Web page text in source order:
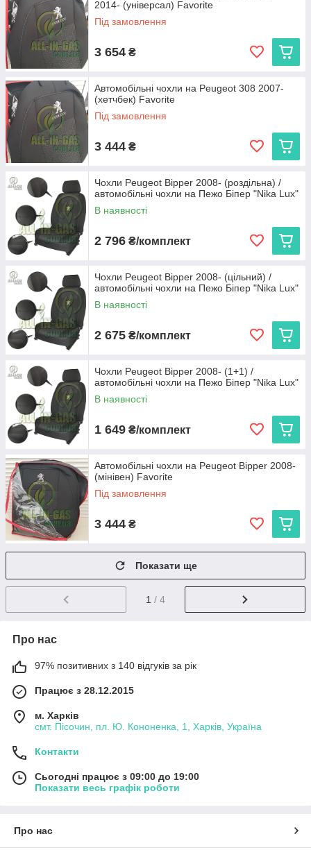
2014- (універсал) Favorite
Під замовлення
3 654 ₴
Автомобільні чохли на Peugeot 308 2007-
(хетчбек) Favorite
Під замовлення
3 444 ₴
Чохли Peugeot Bipper 2008- (роздільна) /
автомобільні чохли на Пежо Біпер "Nika Lux"
В наявності
2 796 ₴/комплект
Чохли Peugeot Bipper 2008- (цільний) /
автомобільні чохли на Пежо Біпер "Nika Lux"
В наявності
2 675 ₴/комплект
Чохли Peugeot Bipper 2008- (1+1) /
автомобільні чохли на Пежо Біпер "Nika Lux"
В наявності
1 649 ₴/комплект
Автомобільні чохли на Peugeot Bipper 2008-
(мінівен) Favorite
Під замовлення
3 444 ₴
Показати ще
1 / 4
Про нас
97% позитивних з 140 відгуків за рік
Працює з 28.12.2015
м. Харків
смт. Пісочин, пл. Ю. Кононенка, 1, Харків, Україна
Контакти
Сьогодні працює з 09:00 до 19:00
Показати весь графік роботи
Про нас